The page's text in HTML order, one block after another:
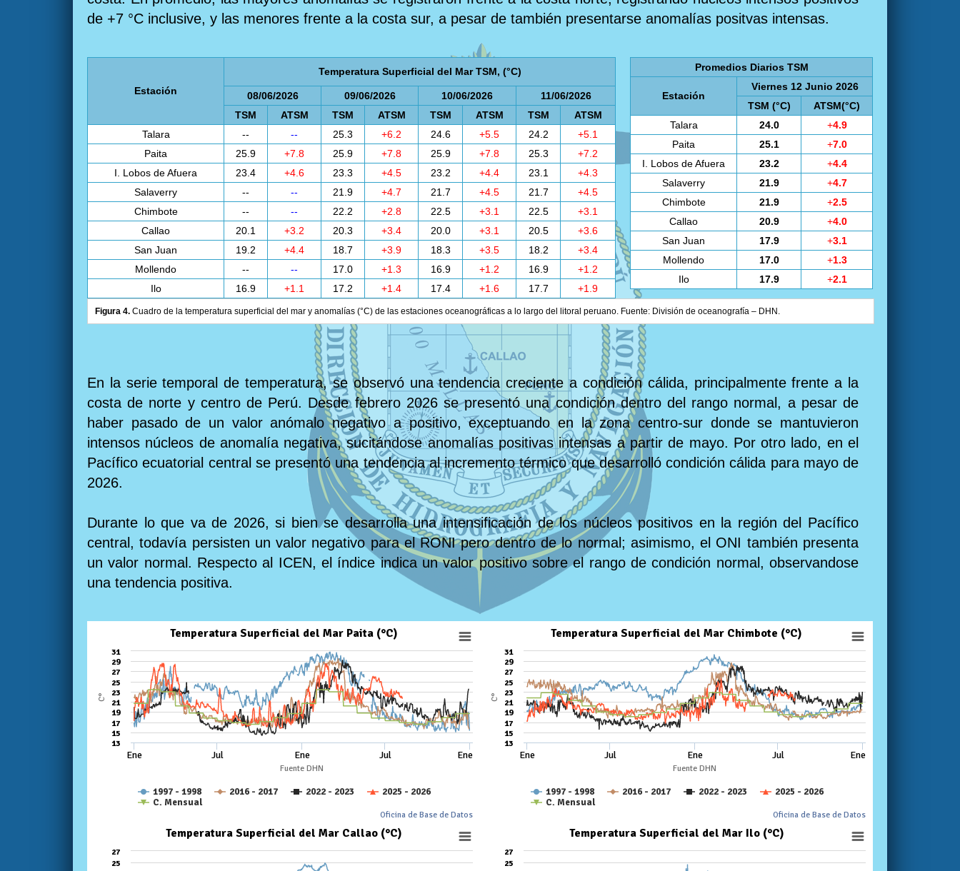
de +7 °C inclusive, y las menores frente a la costa sur, a pesar de también presentarse anomalías positvas intensas.
Estación
Temperatura Superficial del Mar TSM, (°C)
08/06/2026 09/06/2026 10/06/2026
11/06/2026
TSM
ATSM TSM ATSM TSM ATSM TSM
ATSM
Talara
-- -- 25.3 +6.2 24.6 +5.5 24.2
+5.1
Paita
25.9 +7.8 25.9 +7.8 25.9 +7.8 25.3
+7.2
I. Lobos de Afuera
23.4 +4.6 23.3 +4.5 23.2 +4.4 23.1
+4.3
Salaverry
-- -- 21.9 +4.7 21.7 +4.5 21.7
+4.5
Chimbote
-- -- 22.2 +2.8 22.5 +3.1 22.5
+3.1
Callao
20.1 +3.2 20.3 +3.4 20.0 +3.1 20.5
+3.6
San Juan
19.2 +4.4 18.7 +3.9 18.3 +3.5 18.2
+3.4
Mollendo
-- -- 17.0 +1.3 16.9 +1.2 16.9
+1.2
Ilo
16.9 +1.1 17.2 +1.4 17.4 +1.6 17.7 +1.9
Promedios Diarios TSM
Estación
Viernes 12 Junio 2026
TSM (°C)
ATSM(°C)
Talara
24.0 +4.9
Paita
25.1 +7.0
I. Lobos de Afuera
23.2 +4.4
Salaverry
21.9 +4.7
Chimbote
21.9 +2.5
Callao
20.9 +4.0
San Juan
17.9 +3.1
Mollendo
17.0 +1.3
Ilo
17.9 +2.1
Figura 4. Cuadro de la temperatura superficial del mar y anomalías (°C) de las estaciones oceanográficas a lo largo del litoral peruano. Fuente: División de oceanografía – DHN.
En la serie temporal de temperatura, se observó una tendencia creciente a condición cálida, principalmente frente a la
costa de norte y centro de Perú. Desde febrero 2026 se presentó una condición dentro del rango normal, a pesar de
haber pasado de un valor anómalo negativo a positivo, exceptuando en la zona centro-sur donde se mantuvieron
intensos núcleos de anomalía negativa, sucitándose anomalías positivas intensas a partir de mayo. Por otro lado, en el
Pacífico ecuatorial central se presentó una tendencia al incremento térmico que desarrolló condición cálida para mayo de
2026.
Durante lo que va de 2026, si bien se desarrolla una intensificación de los núcleos positivos en la región del Pacífico
central, todavía persisten un valor negativo para el RONI pero dentro de lo normal; asimismo, el ONI también presenta
un valor normal. Respecto al ICEN, el índice indica un valor positivo sobre el rango de condición normal, observandose
una tendencia positiva.